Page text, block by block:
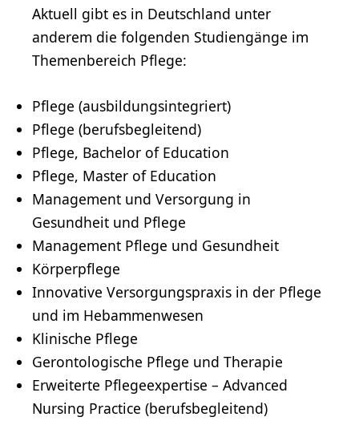
Aktuell gibt es in Deutschland unter
anderem die folgenden Studiengänge im
Themenbereich Pflege:
Pflege (ausbildungsintegriert)
Pflege (berufsbegleitend)
Pflege, Bachelor of Education
Pflege, Master of Education
Management und Versorgung in
Gesundheit und Pflege
Management Pflege und Gesundheit
Körperpflege
Innovative Versorgungspraxis in der Pflege
und im Hebammenwesen
Klinische Pflege
Gerontologische Pflege und Therapie
Erweiterte Pflegeexpertise – Advanced
Nursing Practice (berufsbegleitend)